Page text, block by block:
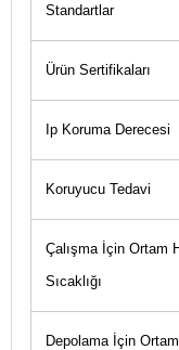
Standartlar
Ürün Sertifikaları
Ip Koruma Derecesi
Koruyucu Tedavi
Çalışma İçin Ortam
Sıcaklığı
Depolama İçin